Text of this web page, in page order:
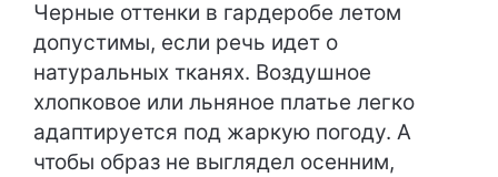
Черные оттенки в гардеробе летом
допустимы, если речь идет о
натуральных тканях. Воздушное
хлопковое или льняное платье легко
адаптируется под жаркую погоду. А
чтобы образ не выглядел осенним,